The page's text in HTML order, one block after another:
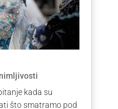
kada su
što smatramo pod